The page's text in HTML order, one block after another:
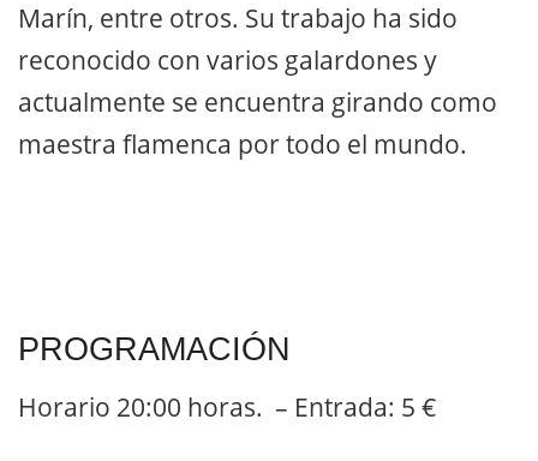
Marín, entre otros. Su trabajo ha sido
reconocido con varios galardones y
actualmente se encuentra girando como
maestra flamenca por todo el mundo.
PROGRAMACIÓN
Horario 20:00 horas. – Entrada: 5 €